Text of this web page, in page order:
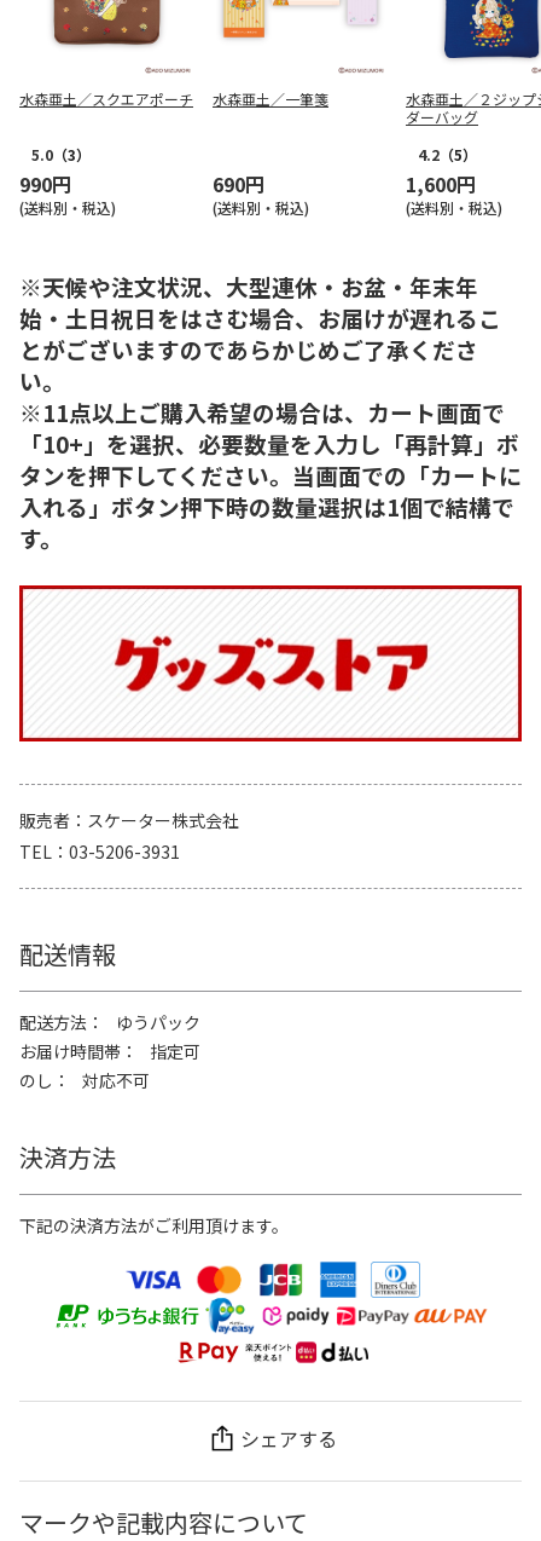
水森亜土／スクエアポーチ
5.0 （3）
990円
(送料別・税込)
水森亜土／一筆箋
690円
(送料別・税込)
水森亜土／２ジップ
ダーバッグ
4.2 （5）
1,600円
(送料別・税込)
※天候や注文状況、大型連休・お盆・年末年
始・土日祝日をはさむ場合、お届けが遅れるこ
とがございますのであらかじめご了承くださ
い。
※11点以上ご購入希望の場合は、カート画面で
「10+」を選択、必要数量を入力し「再計算」ボ
タンを押下してください。当画面での「カートに
入れる」ボタン押下時の数量選択は1個で結構で
す。
販売者
スケーター株式会社
TEL
03-5206-3931
配送情報
配送方法
ゆうパック
お届け時間帯
指定可
のし
対応不可
決済方法
下記の決済方法がご利用頂けます。
シェアする
マークや記載内容について